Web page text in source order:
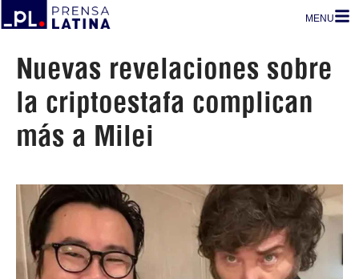
MENU
Nuevas revelaciones sobre
la criptoestafa complican
más a Milei